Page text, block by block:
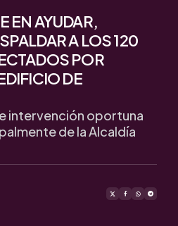
EN AYUDAR,
A LOS 120
POR
DE
intervención oportuna
de la Alcaldía